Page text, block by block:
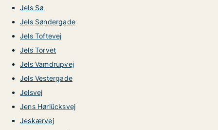
Jels Sø
Jels Søndergade
Jels Toftevej
Jels Torvet
Jels Vamdrupvej
Jels Vestergade
Jelsvej
Jens Hørlücksvej
Jeskærvej